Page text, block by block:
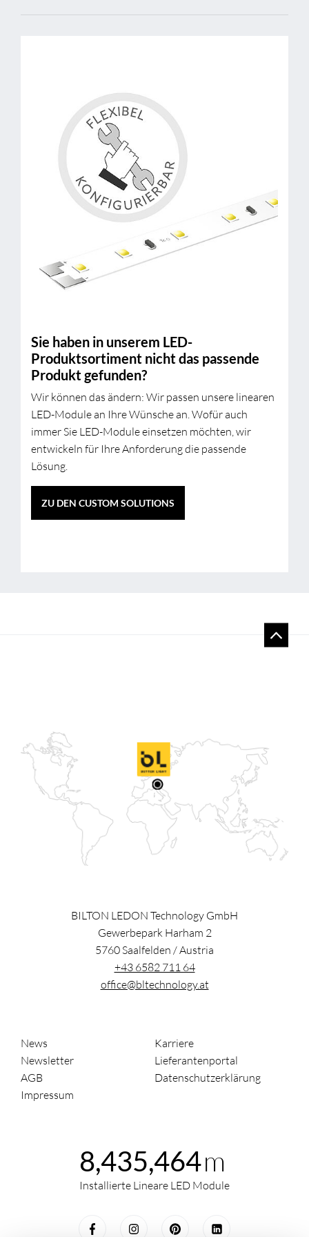
Sie haben in unserem LED-
Produktsortiment nicht das passende
Produkt gefunden?
Wir können das ändern: Wir passen unsere linearen
LED-Module an Ihre Wünsche an. Wofür auch
immer Sie LED-Module einsetzen möchten, wir
entwickeln für Ihre Anforderung die passende
Lösung.
ZU DEN CUSTOM SOLUTIONS
BILTON LEDON Technology GmbH
Gewerbepark Harham 2
5760Saalfelden /Austria
+43 6582 711 64
office@bltechnology.at
News
Karriere
Newsletter
Lieferantenportal
AGB
Datenschutzerklärung
Impressum
8,435,464m
Installierte Lineare LED Module